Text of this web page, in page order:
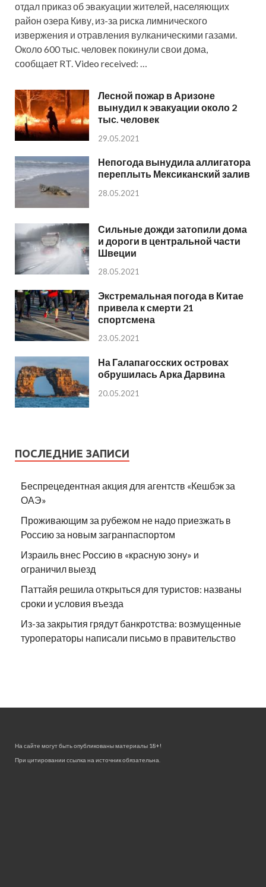
отдал приказ об эвакуации жителей, населяющих
район озера Киву, из-за риска лимнического
извержения и отравления вулканическими газами.
Около 600 тыс. человек покинули свои дома,
сообщает RT. Video received: …
Лесной пожар в Аризоне
вынудил к эвакуации около 2
тыс. человек
29.05.2021
Непогода вынудила аллигатора
переплыть Мексиканский залив
28.05.2021
Сильные дожди затопили дома
и дороги в центральной части
Швеции
28.05.2021
Экстремальная погода в Китае
привела к смерти 21
спортсмена
23.05.2021
На Галапагосских островах
обрушилась Арка Дарвина
20.05.2021
ПОСЛЕДНИЕ ЗАПИСИ
Беспрецедентная акция для агентств «Кешбэк за
ОАЭ»
Проживающим за рубежом не надо приезжать в
Россию за новым загранпаспортом
Израиль внес Россию в «красную зону» и
ограничил выезд
Паттайя решила открыться для туристов: названы
сроки и условия въезда
Из-за закрытия грядут банкротства: возмущенные
туроператоры написали письмо в правительство
На сайте могут быть опубликованы материалы 18+!
При цитировании ссылка на источник обязательна.